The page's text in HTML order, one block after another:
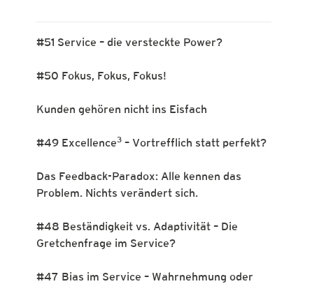
#51 Service – die versteckte Power?
#50 Fokus, Fokus, Fokus!
Kunden gehören nicht ins Eisfach
#49 Excellence3 – Vortrefflich statt perfekt?
Das Feedback-Paradox: Alle kennen das
Problem. Nichts verändert sich.
#48 Beständigkeit vs. Adaptivität – Die
Gretchenfrage im Service?
#47 Bias im Service – Wahrnehmung oder